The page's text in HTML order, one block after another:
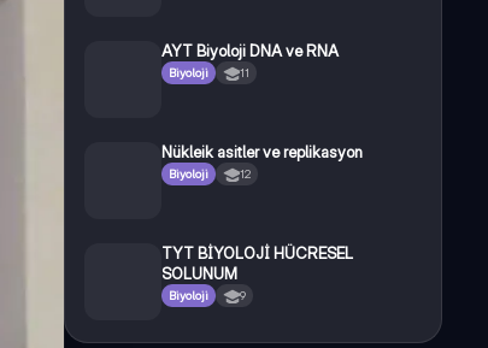
AYT Biyoloji DNA ve RNA
Biyoloji 11
Nükleik asitler ve replikasyon
Biyoloji 12
TYT BİYOLOJİ HÜCRESEL
SOLUNUM
Biyoloji 9